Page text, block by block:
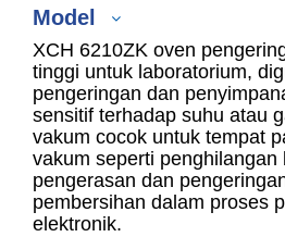
Model
XCH-6050ZK
XCH-6090ZK
XCH-6210ZK
XCH 6210ZK oven
tinggi untuk laboratorium,
pengeringan dan
sensitif terhadap suhu atau
vakum cocok untuk tempat
vakum seperti penghilangan
pengerasan dan
pembersihan dalam proses
elektronik.